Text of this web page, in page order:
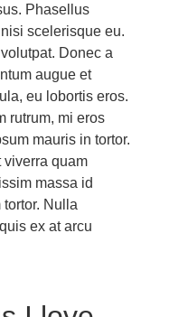
Phasellus
scelerisque eu.
Donec a
augue et
eu lobortis eros.
rutrum, mi eros
mauris in tortor.
viverra quam
massa id
Nulla
ex at arcu